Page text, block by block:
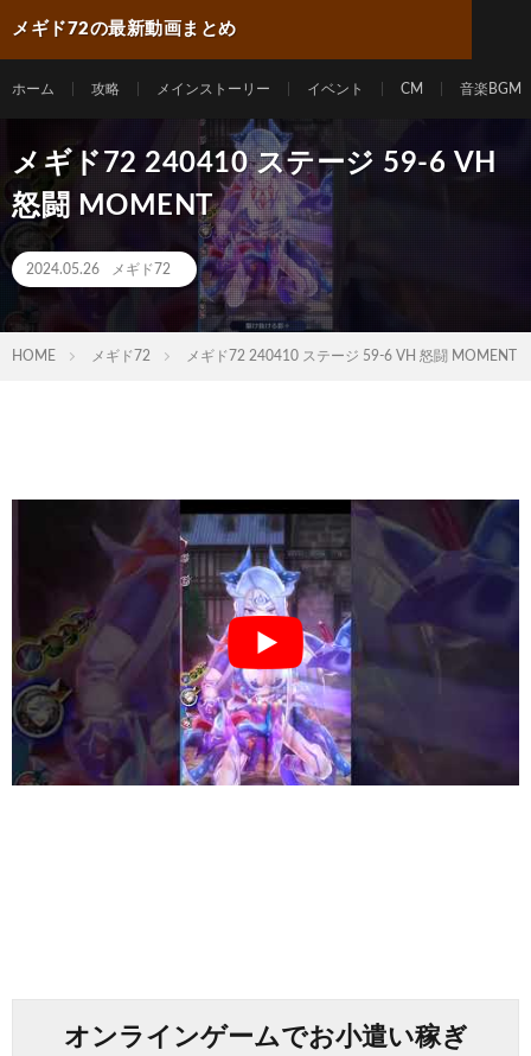
メギド72の最新動画まとめ
ホーム 攻略 メインストーリー イベント CM 音楽BGM
メギド72 240410 ステージ 59-6 VH
怒闘 MOMENT
2024.05.26 メギド72
HOME メギド72 メギド72 240410 ステージ 59-6 VH 怒闘 MOMENT
オンラインゲームでお小遣い稼ぎ